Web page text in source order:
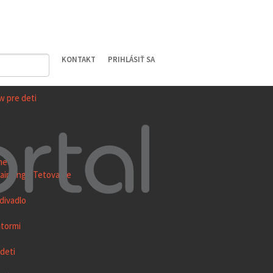
KONTAKT PRIHLÁSIŤ SA
pre deti
/ Tetovanie